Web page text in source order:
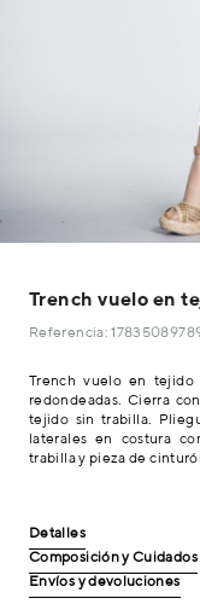
Trench vuelo en
Referencia:
Trench vuelo en tejido
redondeadas. Cierra
tejido sin trabilla.
laterales en costura
trabilla y pieza de
Detalles
Composición y Cuidados
Envíos y devoluciones